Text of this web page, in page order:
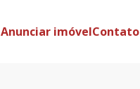
Anunciar imóvelContato